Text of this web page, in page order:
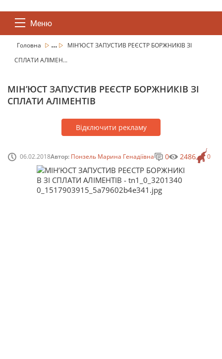
Меню
Головна ...
МІН’ЮСТ ЗАПУСТИВ РЕЄСТР БОРЖНИКІВ ЗІ
СПЛАТИ АЛІМЕН...
МІН’ЮСТ ЗАПУСТИВ РЕЄСТР БОРЖНИКІВ ЗІ
СПЛАТИ АЛІМЕНТІВ
Відключити рекламу
06.02.2018Автор: Понзель Марина Генадіївна 0
0 2486